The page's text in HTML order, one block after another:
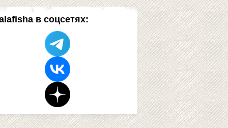
в соцсетях: